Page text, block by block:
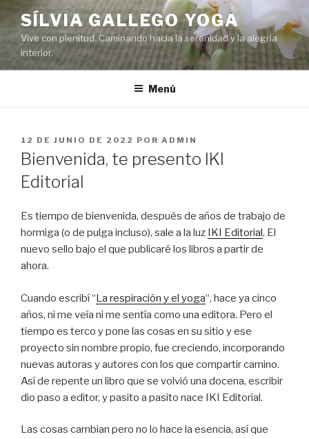
al
contenido
SÍLVIA GALLEGO YOGA
Vive con plenitud. Caminando hacia la serenidad y la alegría
interior.
Menú
PUBLICADO
EL
12 DE JUNIO DE 2022 POR ADMIN
Bienvenida, te presento IKI
Editorial
Es tiempo de bienvenida, después de años de trabajo de
hormiga (o de pulga incluso), sale a la luz IKI Editorial. El
nuevo sello bajo el que publicaré los libros a partir de
ahora.
Cuando escribí “La respiración y el yoga“, hace ya cinco
años, ni me veía ni me sentía como una editora. Pero el
tiempo es terco y pone las cosas en su sitio y ese
proyecto sin nombre propio, fue creciendo, incorporando
nuevas autoras y autores con los que compartir camino.
Así de repente un libro que se volvió una docena, escribir
dio paso a editor, y pasito a pasito nace IKI Editorial.
Las cosas cambian pero no lo hace la esencia, así que